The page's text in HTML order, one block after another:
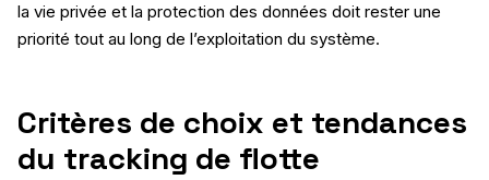
la vie privée et la protection des données doit rester une
priorité tout au long de l’exploitation du système.
Critères de choix et tendances
du tracking de flotte